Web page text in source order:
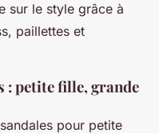
sur le style grâce à
paillettes et
: petite fille, grande
pour petite